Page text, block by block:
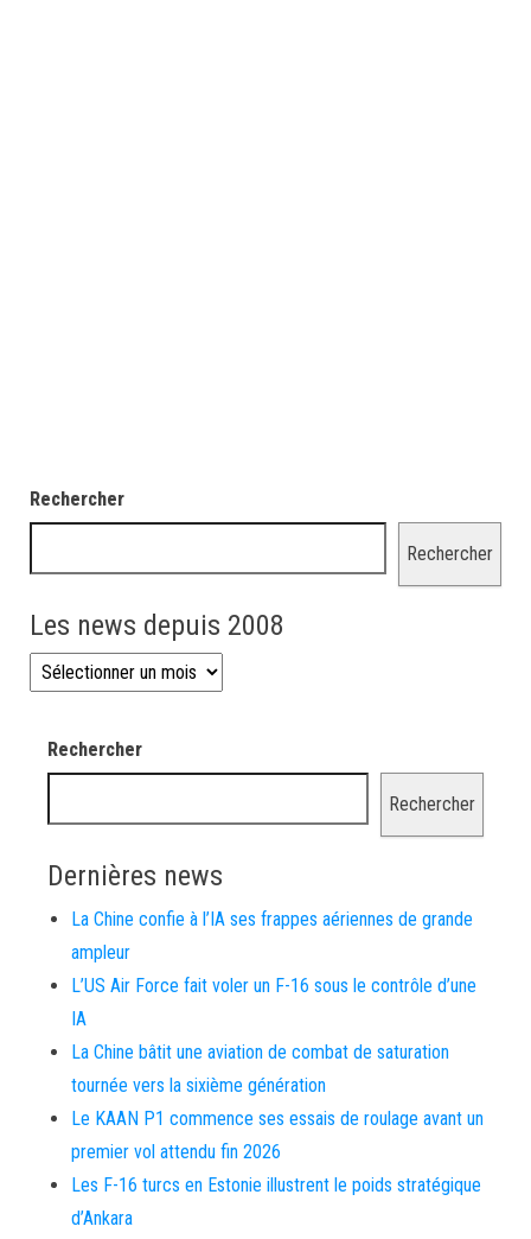
Rechercher
Rechercher
Les news depuis 2008
Les news depuis 2008
Rechercher
Rechercher
Dernières news
La Chine confie à l’IA ses frappes aériennes de grande
ampleur
L’US Air Force fait voler un F-16 sous le contrôle d’une
IA
La Chine bâtit une aviation de combat de saturation
tournée vers la sixième génération
Le KAAN P1 commence ses essais de roulage avant un
premier vol attendu fin 2026
Les F-16 turcs en Estonie illustrent le poids stratégique
d’Ankara